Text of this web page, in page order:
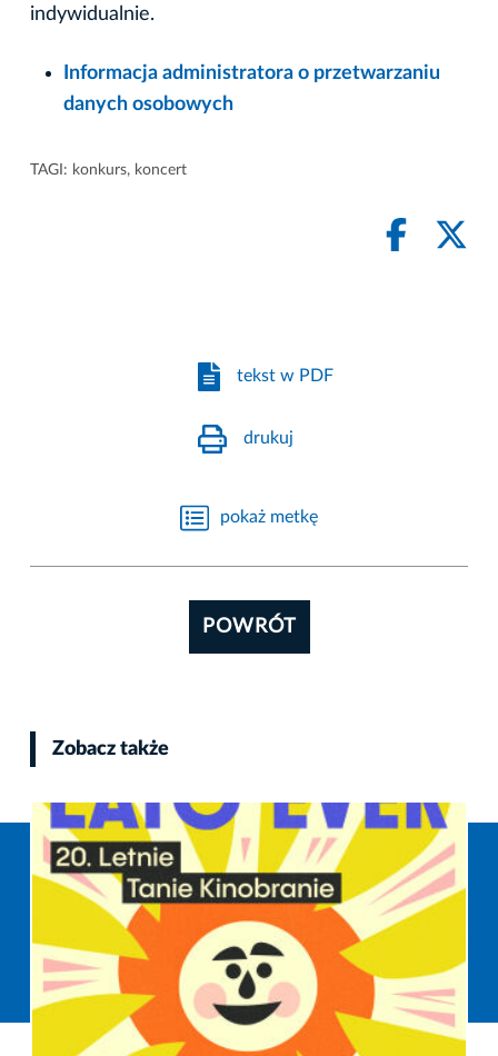
indywidualnie.
Informacja administratora o przetwarzaniu
danych osobowych
TAGI: konkurs, koncert
tekst w PDF
drukuj
pokaż metkę
POWRÓT
Zobacz także